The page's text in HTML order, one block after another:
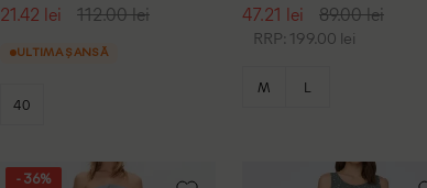
21.42 lei 112.00 lei
ULTIMA ȘANSĂ
40
47.21 lei 89.00 lei
RRP: 199.00 lei
M L
- 36%